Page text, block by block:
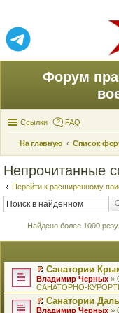
Форум
Ссылки FAQ
На главную Список
Непрочитанные
Перейти к расширенному
Найдено более 1000
П
е
р
е
й
Санатории
Владимир Черных »
САНАТОРНО-
П
Санатории
Владимир Черных »